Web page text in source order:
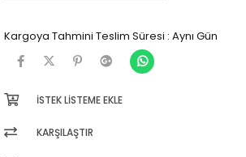
Kargoya Tahmini Teslim Süresi : Aynı Gün
İSTEK LISTEME EKLE
KARŞILAŞTIR